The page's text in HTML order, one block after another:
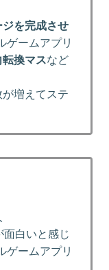
を完成させ
ゲームアプリ
転換マスなど
増えてステ
白いと感じ
ゲームアプリ